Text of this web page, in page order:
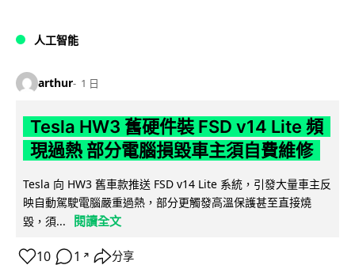
人工智能
arthur 1 日
Tesla HW3 舊硬件裝 FSD v14 Lite 頻
現過熱 部分電腦損毀車主須自費維修
Tesla 向 HW3 舊車款推送 FSD v14 Lite 系統，引發大量車主反
映自動駕駛電腦嚴重過熱，部分更觸發高溫保護甚至直接燒
毀，須...
閱讀全文
10 1 ↗ 分享